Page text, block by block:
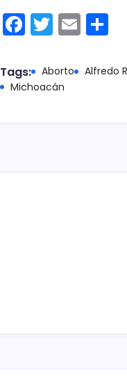
F
a
c
e
T
w
itt
er
E
m
ai
Tags: Aborto Alfredo
Michoacán